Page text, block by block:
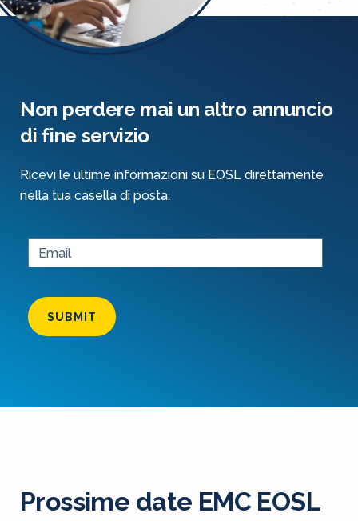
Non perdere mai un altro annuncio
di fine servizio
Ricevi le ultime informazioni su EOSL direttamente
nella tua casella di posta.
SUBMIT
Prossime date EMC EOSL